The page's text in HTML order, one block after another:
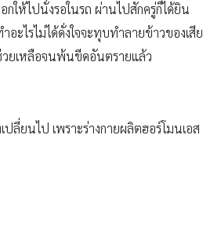
ให้ไปนั่งรอในรถ ผ่านไปสักครู่ก็ได้ยิน
ะไรไม่ได้ดั่งใจจะทุบทำลายข้าวของเสีย
ยเหลือจนพ้นขีดอันตรายแล้ว
ยนไป เพราะร่างกายผลิตฮอร์โมนเอส